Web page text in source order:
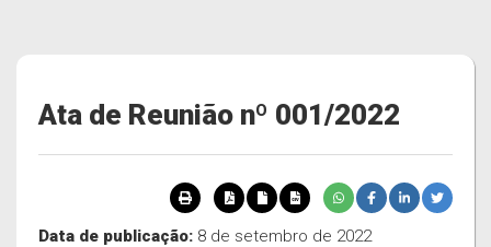
Ata de Reunião nº 001/2022
Data de publicação: 8 de setembro de 2022